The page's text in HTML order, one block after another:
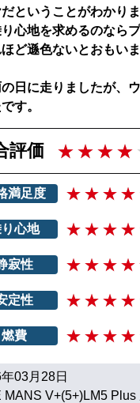
ということがわかりま
心地を求めるのなら
ど遜色ないとおもい
日に走りましたが、
す。
評価
満足度
心地
寂性
定性
燃費
03月28日
MANS V+(5+)LM5 Plus